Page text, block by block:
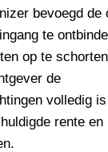
bevoegd de
te
op te
de
volledig
rente en